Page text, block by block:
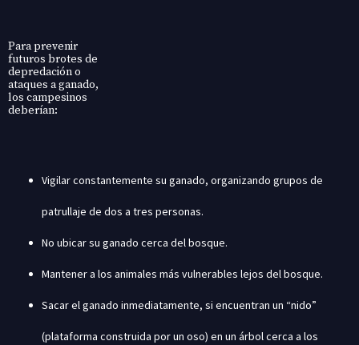
Para prevenir
futuros brotes de
depredación o
ataques a ganado,
los campesinos
deberían:
Vigilar constantemente su ganado, organizando grupos de
patrullaje de dos a tres personas.
No ubicar su ganado cerca del bosque.
Mantener a los animales más vulnerables lejos del bosque.
Sacar el ganado inmediatamente, si encuentran un “nido”
(plataforma construida por un oso) en un árbol cerca a los